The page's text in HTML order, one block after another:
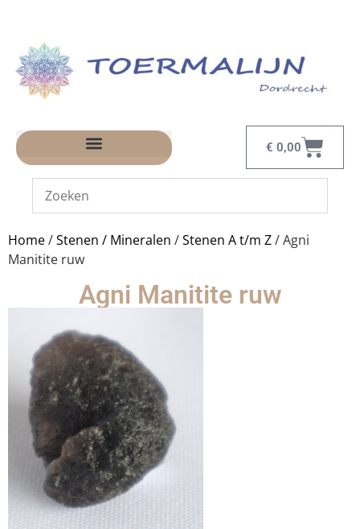
€ 0,00
Home/Stenen / Mineralen /Stenen A t/m Z/ Agni
Manitite ruw
Agni Manitite ruw